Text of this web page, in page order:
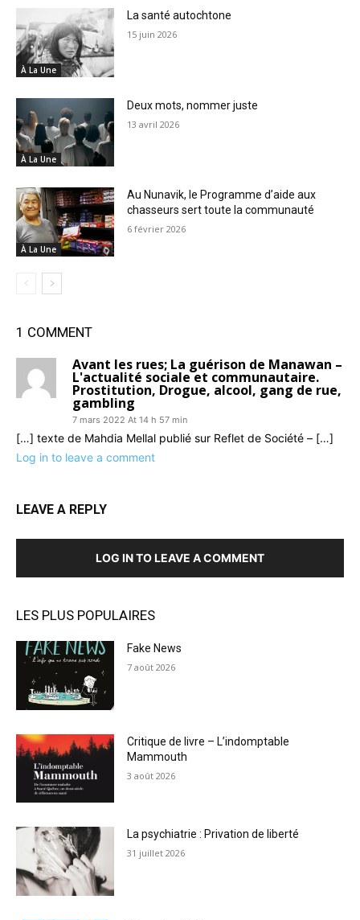
À La Une
La santé autochtone
15 juin 2026
À La Une
Deux mots, nommer juste
13 avril 2026
À La Une
Au Nunavik, le Programme d’aide aux
chasseurs sert toute la communauté
6 février 2026
1 COMMENT
Avant les rues; La guérison de Manawan –
L'actualité sociale et communautaire.
Prostitution, Drogue, alcool, gang de rue,
gambling
7 mars 2022 At 14 h 57 min
[…] texte de Mahdia Mellal publié sur Reflet de Société – […]
Log in to leave a comment
LEAVE A REPLY
LOG IN TO LEAVE A COMMENT
LES PLUS POPULAIRES
Fake News
7 août 2026
Critique de livre – L’indomptable
Mammouth
3 août 2026
La psychiatrie : Privation de liberté
31 juillet 2026